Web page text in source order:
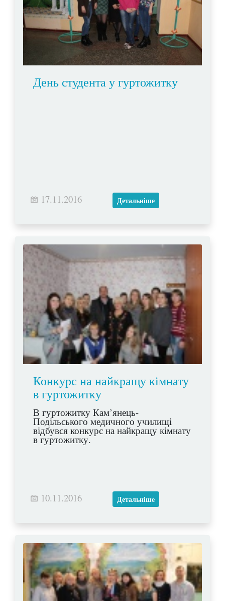
День студента у гуртожитку
17.11.2016 Детальніше
Конкурс на найкращу кімнату
в гуртожитку
В гуртожитку Кам’янець-
Подільського медичного училищі
відбувся конкурс на найкращу кімнату
в гуртожитку.
10.11.2016 Детальніше